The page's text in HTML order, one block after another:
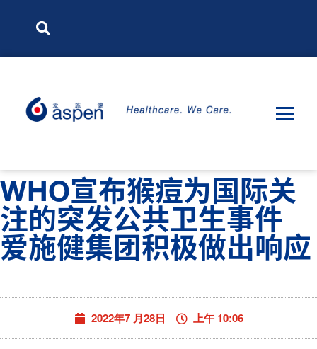
WHO宣布猴痘为国际关
注的突发公共卫生事件
爱施健集团积极做出响应
2022年7 月28日 上午 10:06